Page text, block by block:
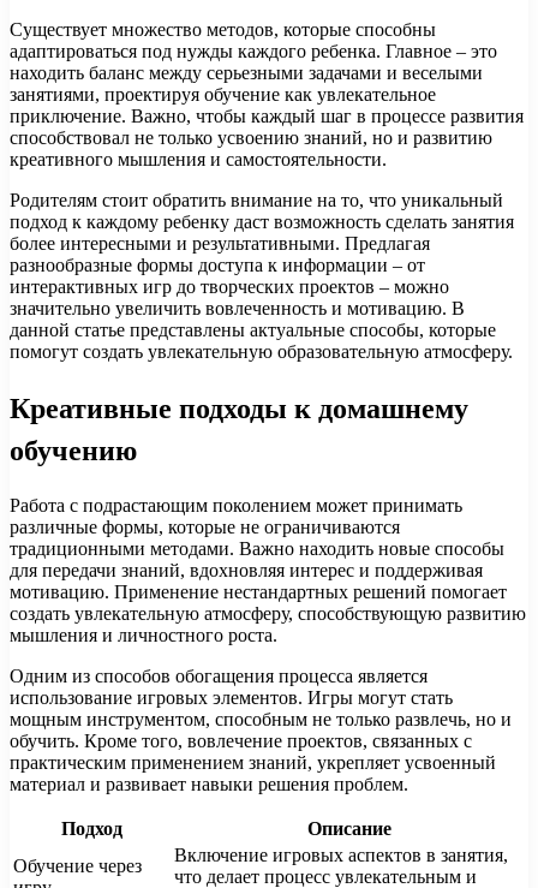
Существует множество методов, которые способны
адаптироваться под нужды каждого ребенка. Главное – это
находить баланс между серьезными задачами и веселыми
занятиями, проектируя обучение как увлекательное
приключение. Важно, чтобы каждый шаг в процессе развития
способствовал не только усвоению знаний, но и развитию
креативного мышления и самостоятельности.
Родителям стоит обратить внимание на то, что уникальный
подход к каждому ребенку даст возможность сделать занятия
более интересными и результативными. Предлагая
разнообразные формы доступа к информации – от
интерактивных игр до творческих проектов – можно
значительно увеличить вовлеченность и мотивацию. В
данной статье представлены актуальные способы, которые
помогут создать увлекательную образовательную атмосферу.
Креативные подходы к домашнему
обучению
Работа с подрастающим поколением может принимать
различные формы, которые не ограничиваются
традиционными методами. Важно находить новые способы
для передачи знаний, вдохновляя интерес и поддерживая
мотивацию. Применение нестандартных решений помогает
создать увлекательную атмосферу, способствующую развитию
мышления и личностного роста.
Одним из способов обогащения процесса является
использование игровых элементов. Игры могут стать
мощным инструментом, способным не только развлечь, но и
обучить. Кроме того, вовлечение проектов, связанных с
практическим применением знаний, укрепляет усвоенный
материал и развивает навыки решения проблем.
Подход
Описание
Обучение через
Включение игровых аспектов в занятия,
что делает процесс увлекательным и